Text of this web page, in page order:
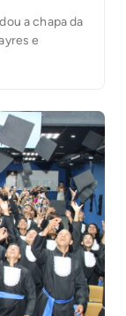
a chapa da
e